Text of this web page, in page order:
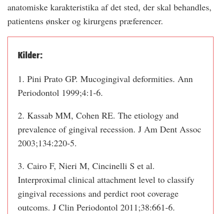
anatomiske karakteristika af det sted, der skal behandles,
patientens ønsker og kirurgens præferencer.
Kilder:
1. Pini Prato GP. Mucogingival deformities. Ann
Periodontol 1999;4:1-6.
2. Kassab MM, Cohen RE. The etiology and
prevalence of gingival recession. J Am Dent Assoc
2003;134:220-5.
3. Cairo F, Nieri M, Cincinelli S et al.
Interproximal clinical attachment level to classify
gingival recessions and perdict root coverage
outcoms. J Clin Periodontol 2011;38:661-6.